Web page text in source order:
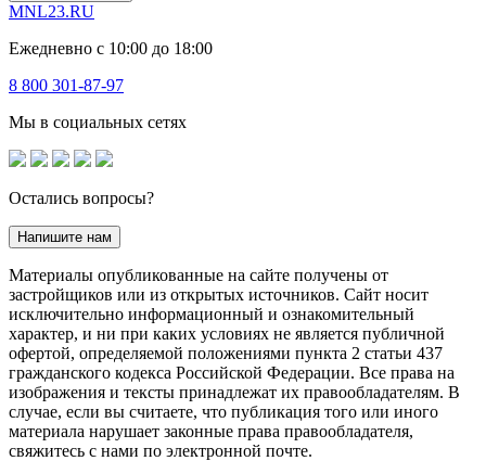
MNL23.RU
Ежедневно с 10:00 до 18:00
8 800 301-87-97
Мы в социальных сетях
Остались вопросы?
Напишите нам
Материалы опубликованные на сайте получены от
застройщиков или из открытых источников. Сайт носит
исключительно информационный и ознакомительный
характер, и ни при каких условиях не является публичной
офертой, определяемой положениями пункта 2 статьи 437
гражданского кодекса Российской Федерации. Все права на
изображения и тексты принадлежат их правообладателям. В
случае, если вы считаете, что публикация того или иного
материала нарушает законные права правообладателя,
свяжитесь с нами по электронной почте.